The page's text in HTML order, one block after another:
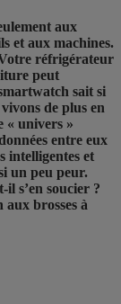
aux
et aux machines.
réfrigérateur
peut
sait si
de plus en
« univers »
entre eux
intelligentes et
un peu peur.
s’en soucier ?
brosses à